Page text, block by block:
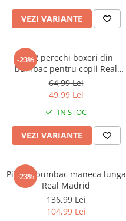
Power Players
SuperZings
Super Mario
Hot Wheels
Looney Tunes
SpongeBob
Red Bull Racing
Jurassic Park
Ricky Zoom
Monsters Inc.
Shimmer and Shine
Vaiana
LOL SURPRISE
L.O.L Surprise!
Dora the Explorer
PJ Masks
Soy Luna
Na! Na! Na! Surprise
Wednesday
VEZI VARIANTE
-23%
Set 2 perechi boxeri din
bumbac pentru copii Real
Madrid
64,99 Lei
49,99 Lei
IN STOC
VEZI VARIANTE
-23%
Pijama bumbac maneca lunga
Real Madrid
136,99 Lei
104,99 Lei